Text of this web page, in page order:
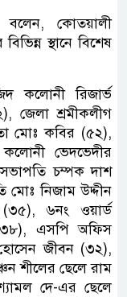
বলেন, কোতয়ালী
স্থানে বিশেষ
কলোনী রিজার্ভ
জেলা শ্রমীকলীগ
মোঃ কবির (৫২),
ভেদভেদীর
চম্পক দাশ
মোঃ নিজাম উদ্দীন
৬নং ওয়ার্ড
এসপি অফিস
জীবন (৩২),
শীলের ছেলে রাম
দে-এর ছেলে